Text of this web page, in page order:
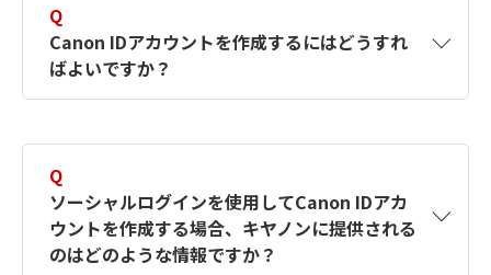
Q
Canon IDアカウントを作成するにはどうすれ
ばよいですか？
す。詳しい作成方法は【カメラ】Canon IDとは
何ですか？Canon IDの作成方法は？をご確認く
ださい。
Q
ソーシャルログインを使用してCanon IDアカ
ウントを作成する場合、キヤノンに提供される
のはどのような情報ですか？